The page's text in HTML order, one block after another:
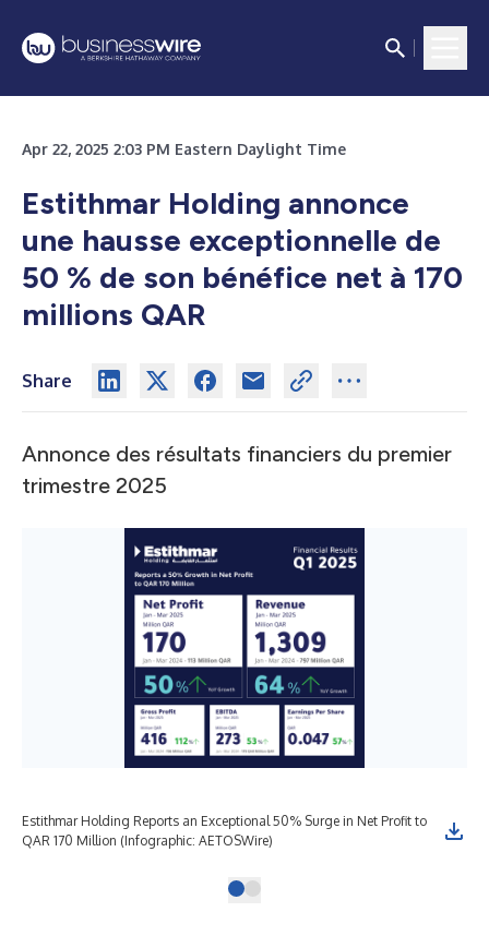
Apr 22, 2025 2:03 PM Eastern Daylight Time
Estithmar Holding annonce
une hausse exceptionnelle de
50 % de son bénéfice net à 170
millions QAR
Share
Annonce des résultats financiers du premier
trimestre 2025
Estithmar Holding Reports an Exceptional 50% Surge in Net Profit to
QAR 170 Million (Infographic: AETOSWire)